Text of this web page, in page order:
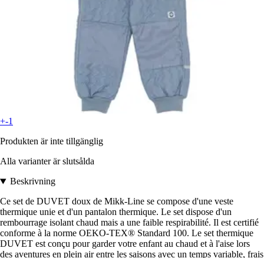
+-1
Produkten är inte tillgänglig
Alla varianter är slutsålda
Beskrivning
Ce set de DUVET doux de Mikk-Line se compose d'une veste
thermique unie et d'un pantalon thermique. Le set dispose d'un
rembourrage isolant chaud mais a une faible respirabilité. Il est certifié
conforme à la norme OEKO-TEX® Standard 100. Le set thermique
DUVET est conçu pour garder votre enfant au chaud et à l'aise lors
des aventures en plein air entre les saisons avec un temps variable, frais